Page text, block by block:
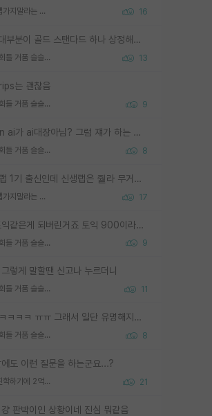
신생랩가지말라는 이유가 있었구나 16
ML 대부분이 골드 스탠다드 하나 상정해놓고 (벤치마크 데이터셋이 여러 개면 여러 개 상정) 그거 얼마나 잘 맞추나 싸움임 가끔 번뜩이는 설계 철학을 보여주는 논문들도 있지만 대부분 그거 성적 얼마나 더 올리느라에 혈안이 되어 있는 측면이 잇음
AI 학회들 거품 슬슬 지적이 나오네요 13
는 괜찮음
AI 학회들 거품 슬슬 지적이 나오네요 9
open ai가 ai대장아님? 그럼 쟤가 하는 말이 다 맞겠네
AI 학회들 거품 슬슬 지적이 나오네요 8
신생랩 1기 출신인데 신생랩은 줠라 무거운 바벨 같은거임. 들면 대박인데 못들면 깔려 죽음. 아무도 알려주지 않는 환경에서 자생해야하지만, 일단 살아남았다면 그 어떤 사람보다 악착같고 생존력 높은 사람으로 거듭날 수 있음
신생랩가지말라는 이유가 있었구나 17
뭐 토익같은게 되버린거죠 토익 900이라고 영어잘하는건 아닙니다만 잘하는사람은 다 900을 넘는 그런
AI 학회들 거품 슬슬 지적이 나오네요 9
렇게 말할땐 신고나 누르더니
AI 학회들 거품 슬슬 지적이 나오네요 11
ㅋㅋㅋㅋㅋㅋ ㅠㅠ 그래서 일단 유명해지는게 중요한거같습니다
AI 학회들 거품 슬슬 지적이 나오네요 8
도 이런 질문을 하는군요...?
박사진학하기에 2억은 괜찮은 (?) 정도의 경제력인가요 21
판박이인 상황이네 진심 뭐같음